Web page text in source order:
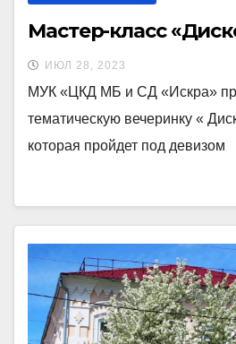
Мастер-класс
ИЮЛ 28, 2023
МУК «ЦКД МБ и СД «Искра»
тематическую вечеринку «
которая пройдет под